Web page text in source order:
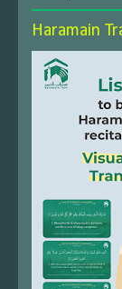
Haramain